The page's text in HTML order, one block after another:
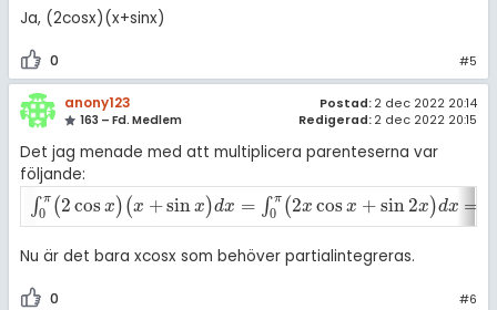
Ja, (2cosx)(x+sinx)
0 #5
anony123
163 – Fd. Medlem
Postad: 2 dec 2022 20:14
Redigerad: 2 dec 2022 20:15
Det jag menade med att multiplicera parenteserna var
följande:
∫ π
0 (2cosx)(x +sin x)dx = ∫ π
0 (2x cosx +sin 2x)dx =
0π(2 cosx)(x+sinx)dx=∫0π( 2xcosx+sin2x)dx =2 ∫0π(xcosx) dx
Nu är det bara xcosx som behöver partialintegreras.
0 #6